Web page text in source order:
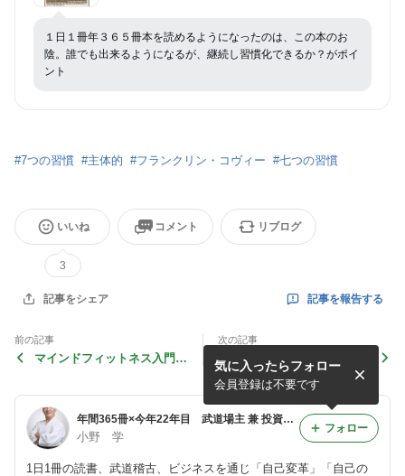
１日１冊年３６５冊本を読めるようになったのは、この本のお
陰。誰でも出来るようになるが、継続し習慣化できるか？がポイ
ント
#7つの習慣 #主体的 #フランクリン・コヴィー #七つの習慣
いいね
3
コメント リブログ
記事をシェア 記事を報告する
前の記事
マインドフィットネス入門/
次の記事
「ビジネスモデル」の教科
書/大前研一 23318
年間365冊×今年22年目 武道場主 兼 投資会社・コンサル会社 オーナー社長 兼 グロービス経営大学院准教授による読書日記
小野 学
1日1冊の読書、武道稽古、ビジネスを通じ「自己変革」「自己の
気に入ったらフォロー
会員登録は不要です
フォロー